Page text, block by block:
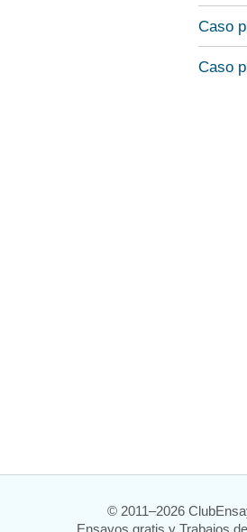
Caso
Caso
© 2011–2026
Ensayos gratis y Trabajos